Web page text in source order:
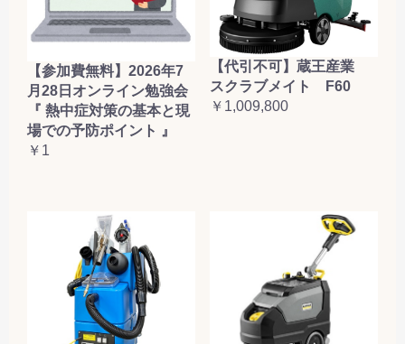
お買い物を続ける カートへ進む
【参加費無料】2026年7
月28日オンライン勉強会
『 熱中症対策の基本と現
場での予防ポイント 』
￥1
【代引不可】蔵王産業
スクラブメイト F60
￥1,009,800